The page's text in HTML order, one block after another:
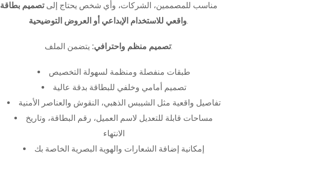
مناسب للمصممين، الشركات، وأي شخص يحتاج إلىتصميم بطاقة
واقعي للاستخدام الإبداعي أو العروض التوضيحية.
تصميم منظم واحترافي:يتضمن الملف:
طبقات منفصلة ومنظمة لسهولة التخصيص
تصميم أمامي وخلفي للبطاقة بدقة عالية
تفاصيل واقعية مثل الشيبس الذهبي، النقوش والعناصر الأمنية
مساحات قابلة للتعديل لاسم العميل، رقم البطاقة، وتاريخ
الانتهاء
إمكانية إضافة الشعارات والهوية البصرية الخاصة بك